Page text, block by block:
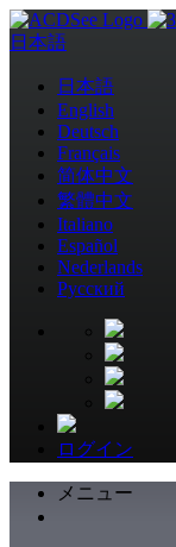
日本語
日本語
English
Deutsch
Français
简体中文
繁體中文
Italiano
Español
Nederlands
Pусский
ログイン
メニュー